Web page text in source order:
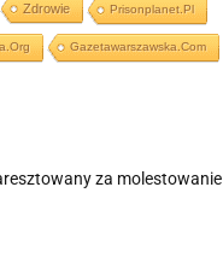
Zdrowie Prisonplanet.pl
Gazetawarszawska.com
za molestowanie